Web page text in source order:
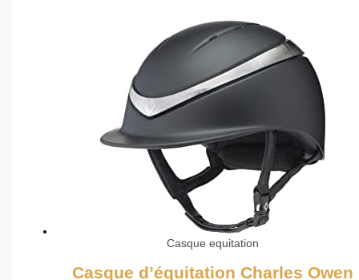
Casque equitation
Casque d’équitation Charles Owen